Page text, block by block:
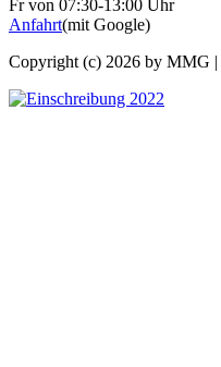
Fr von 07:30-13:00 Uhr
Anfahrt(mit Google)
Copyright (c) 2026 by MMG |